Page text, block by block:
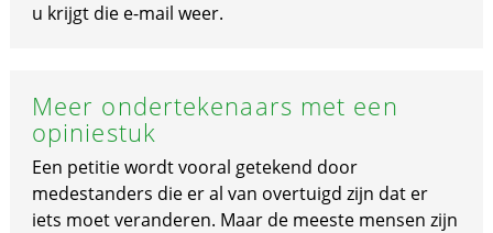
u krijgt die e-mail weer.
Meer ondertekenaars met een
opiniestuk
Een petitie wordt vooral getekend door
medestanders die er al van overtuigd zijn dat er
iets moet veranderen. Maar de meeste mensen zijn